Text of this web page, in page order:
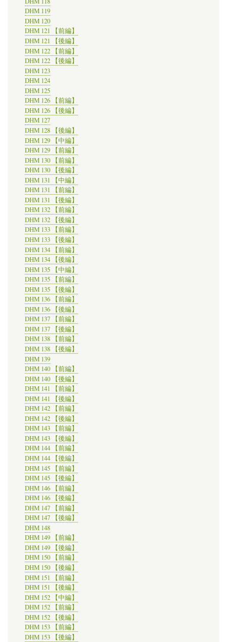
DHM 119
DHM 120
DHM 121 【前編】
DHM 121 【後編】
DHM 122 【前編】
DHM 122 【後編】
DHM 123
DHM 124
DHM 125
DHM 126 【前編】
DHM 126 【後編】
DHM 127
DHM 128 【後編】
DHM 129 【中編】
DHM 129 【前編】
DHM 130 【前編】
DHM 130 【後編】
DHM 131 【中編】
DHM 131 【前編】
DHM 131 【後編】
DHM 132 【前編】
DHM 132 【後編】
DHM 133 【前編】
DHM 133 【後編】
DHM 134 【前編】
DHM 134 【後編】
DHM 135 【中編】
DHM 135 【前編】
DHM 135 【後編】
DHM 136 【前編】
DHM 136 【後編】
DHM 137 【前編】
DHM 137 【後編】
DHM 138 【前編】
DHM 138 【後編】
DHM 139
DHM 140 【前編】
DHM 140 【後編】
DHM 141 【前編】
DHM 141 【後編】
DHM 142 【前編】
DHM 142 【後編】
DHM 143 【前編】
DHM 143 【後編】
DHM 144 【前編】
DHM 144 【後編】
DHM 145 【前編】
DHM 145 【後編】
DHM 146 【前編】
DHM 146 【後編】
DHM 147 【前編】
DHM 147 【後編】
DHM 148
DHM 149 【前編】
DHM 149 【後編】
DHM 150 【前編】
DHM 150 【後編】
DHM 151 【前編】
DHM 151 【後編】
DHM 152 【中編】
DHM 152 【前編】
DHM 152 【後編】
DHM 153 【前編】
DHM 153 【後編】